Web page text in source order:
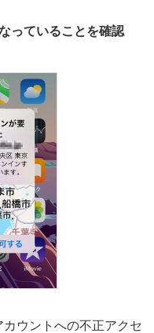
っていることを確認
カウントへの不正アクセ